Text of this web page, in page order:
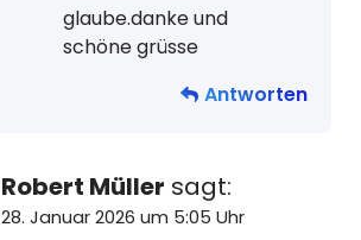
glaube.danke und
schöne grüsse
Antworten
Robert Müller sagt:
28. Januar 2026 um 5:05 Uhr